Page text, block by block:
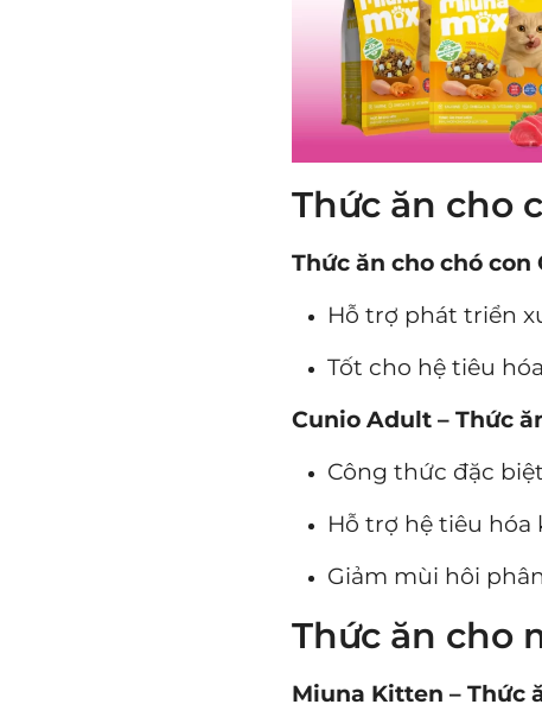
Thức ăn cho
Thức ăn cho chó con
Hỗ trợ phát triển
Tốt cho hệ tiêu
Cunio Adult – Thức
Công thức đặc
Hỗ trợ hệ tiêu hóa
Giảm mùi hôi
Thức ăn cho
Miuna Kitten – Thức